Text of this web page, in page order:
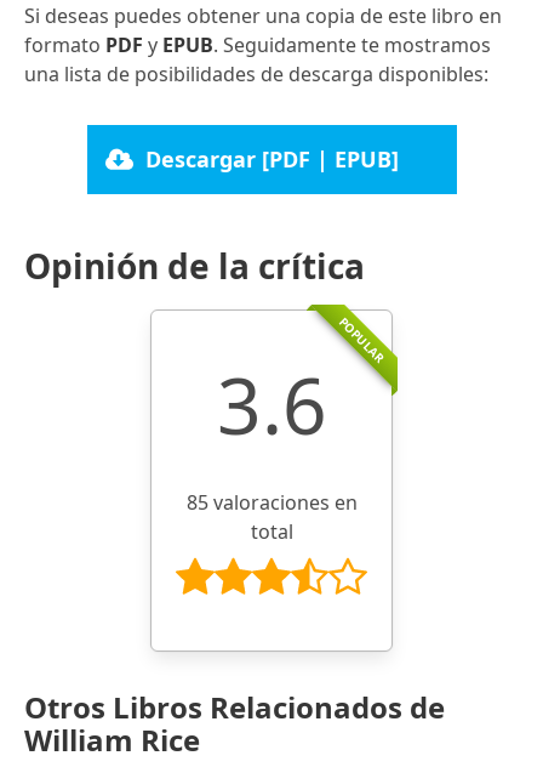
Si deseas puedes obtener una copia de este libro en
formato PDF y EPUB. Seguidamente te mostramos
una lista de posibilidades de descarga disponibles:
Descargar [PDF | EPUB]
Opinión de la crítica
POPULAR
3.6
85 valoraciones en
total
Otros Libros Relacionados de
William Rice